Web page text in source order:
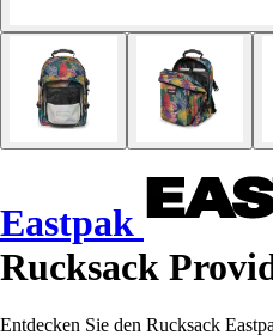
Eastpak
Rucksack
Entdecken Sie den Rucksack